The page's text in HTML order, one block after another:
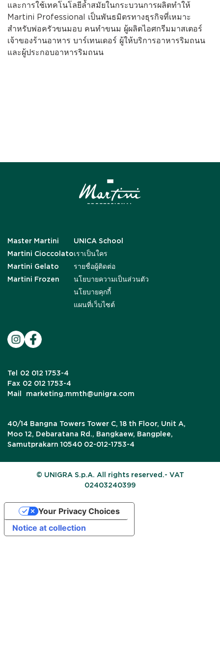
และการใช้เทคโนโลยีล้ำสมัยในกระบวนการผลิตทำให้
Martini Professional เป็นพันธมิตรทางธุรกิจที่เหมาะ
สำหรับพ่อครัวขนมอบ คนทำขนม ผู้ผลิตไอศกรีมมาสเตอร์
เจ้าของร้านอาหาร บาร์เทนเดอร์ ผู้ให้บริการอาหารริมถนน
และผู้ประกอบอาหารริมถนน
Master Martini
Martini Cioccolato
Martini Gelato
Martini Frozen
UNICA School
เราเป็นใคร
รายชื่อผู้ติดต่อ
นโยบายความเป็นส่วนตัว
นโยบายคุกกี้
แผนที่เว็บไซต์
Tel
02 012 1753-4
Fax 02 012 1753-4
Mail
marketing.mmth@unigra.com
40/14 Bangna Towers Tower C, 18 th Floor, Unit A,
Moo 12, Debaratana Rd., Bangkaew, Bangplee,
Samutprakarn 10540 02-012-1753-4
© UNIGRA S.p.A. All rights reserved.- VAT
02403240399
Notice at collection
Your Privacy Choices